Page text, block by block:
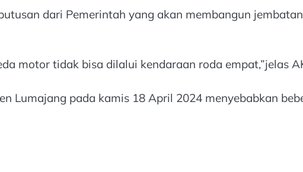
dari Pemerintah yang akan membangun
motor tidak bisa dilalui kendaraan roda empat,”jelas
Lumajang pada kamis 18 April 2024 menyebabkan